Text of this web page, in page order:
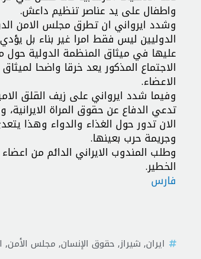
واطفال على يد عناصر تنظيم داعش.
وشدد ايرواني ان تطرق مجلس الامن
الدوليين ليس فقط امرا غير بناء بل
عليها في ميثاق المنظمة الدولية حول
الاجتماع المذكور يعد خرقا واضحا
الاعضاء.
وفيما شدد ايرواني على زيف القلق
تدعي الدفاع عن حقوق المراة
الان تدور حول الغذاء والدواء وهذا
وجريمة حرب بعينها.
وطلب المندوب الايراني الدائم من
الخطير.
فارس
ايران, شيراز, حقوق الإنسان, مجلس الأمن,